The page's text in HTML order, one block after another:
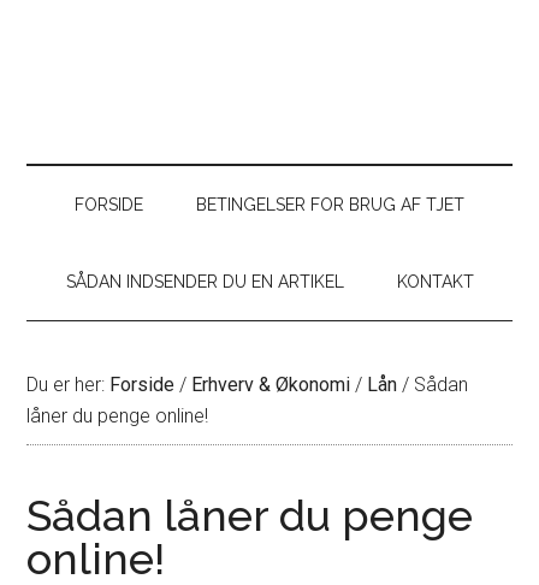
FORSIDE BETINGELSER FOR BRUG AF TJET
SÅDAN INDSENDER DU EN ARTIKEL KONTAKT
Du er her: Forside / Erhverv & Økonomi / Lån / Sådan
låner du penge online!
Sådan låner du penge
online!